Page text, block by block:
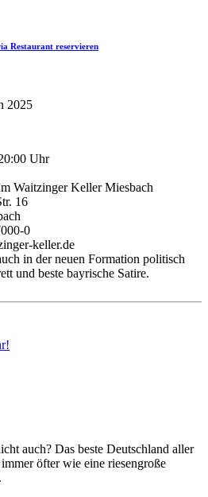
Restaurant reservieren
Uhr
Waitzinger Keller Miesbach
16
0
keller.de
in der neuen Formation politisch
und beste bayrische Satire.
auch? Das beste Deutschland aller
öfter wie eine riesengroße